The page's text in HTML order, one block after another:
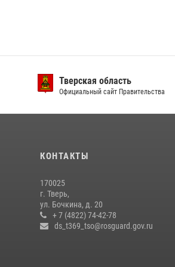
Тверская область
Официальный сайт Правительства
КОНТАКТЫ
170025
г. Тверь,
ул. Бочкина, д. 20
+ 7 (4822) 74-42-78
ds_t369_tso@rosguard.gov.ru